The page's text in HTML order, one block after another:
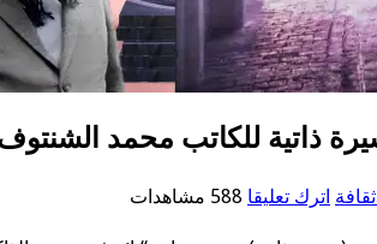
ذاتية للكاتب محمد
اترك تعليقا 588 مشاهدات